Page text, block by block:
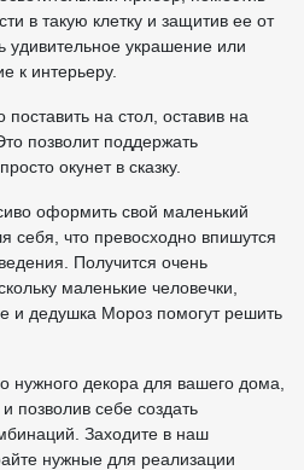
в такую клетку и защитив ее от
удивительное украшение или
к интерьеру.
на стол, оставив на
позволит поддержать
окунет в сказку.
оформить свой маленький
себя, что превосходно впишутся
Получится очень
маленькие человечки,
и дедушка Мороз помогут решить
нужного декора для вашего дома,
позволив себе создать
Заходите в наш
нужные для реализации